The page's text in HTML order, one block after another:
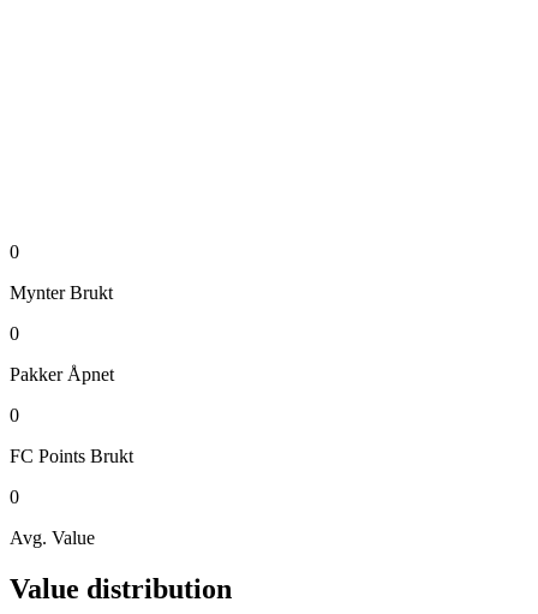
0
Mynter Brukt
0
Pakker Åpnet
0
FC Points Brukt
0
Avg. Value
Value distribution